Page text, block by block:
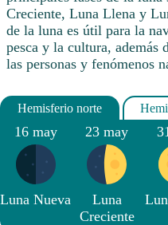
Creciente, Luna Llena y
de la luna es útil para la
pesca y la cultura, además
las personas y fenómenos
16 may
Luna Nueva
23 may
Luna
Creciente